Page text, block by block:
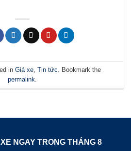
in Giá xe, Tin tức . Bookmark the
permalink
NGAY TRONG THÁNG 8